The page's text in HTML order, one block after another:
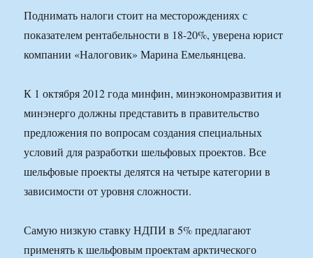
Поднимать налоги стоит на месторождениях с
показателем рентабельности в 18-20%, уверена юрист
компании «Налоговик» Марина Емельянцева.
К 1 октября 2012 года минфин, минэкономразвития и
минэнерго должны представить в правительство
предложения по вопросам создания специальных
условий для разработки шельфовых проектов. Все
шельфовые проекты делятся на четыре категории в
зависимости от уровня сложности.
Самую низкую ставку НДПИ в 5% предлагают
применять к шельфовым проектам арктического